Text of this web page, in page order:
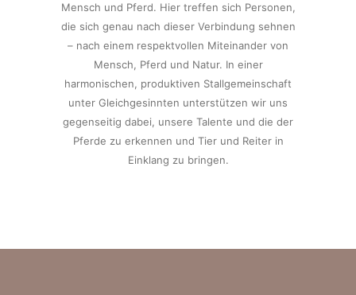
Mensch und Pferd. Hier treffen sich Personen,
die sich genau nach dieser Verbindung sehnen
– nach einem respektvollen Miteinander von
Mensch, Pferd und Natur. In einer
harmonischen, produktiven Stallgemeinschaft
unter Gleichgesinnten unterstützen wir uns
gegenseitig dabei, unsere Talente und die der
Pferde zu erkennen und Tier und Reiter in
Einklang zu bringen.